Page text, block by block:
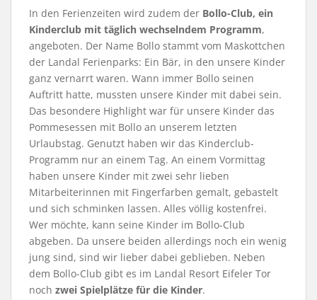
In den Ferienzeiten wird zudem der Bollo-Club, ein
Kinderclub mit täglich wechselndem Programm,
angeboten. Der Name Bollo stammt vom Maskottchen
der Landal Ferienparks: Ein Bär, in den unsere Kinder
ganz vernarrt waren. Wann immer Bollo seinen
Auftritt hatte, mussten unsere Kinder mit dabei sein.
Das besondere Highlight war für unsere Kinder das
Pommesessen mit Bollo an unserem letzten
Urlaubstag. Genutzt haben wir das Kinderclub-
Programm nur an einem Tag. An einem Vormittag
haben unsere Kinder mit zwei sehr lieben
Mitarbeiterinnen mit Fingerfarben gemalt, gebastelt
und sich schminken lassen. Alles völlig kostenfrei.
Wer möchte, kann seine Kinder im Bollo-Club
abgeben. Da unsere beiden allerdings noch ein wenig
jung sind, sind wir lieber dabei geblieben. Neben
dem Bollo-Club gibt es im Landal Resort Eifeler Tor
noch zwei Spielplätze für die Kinder.